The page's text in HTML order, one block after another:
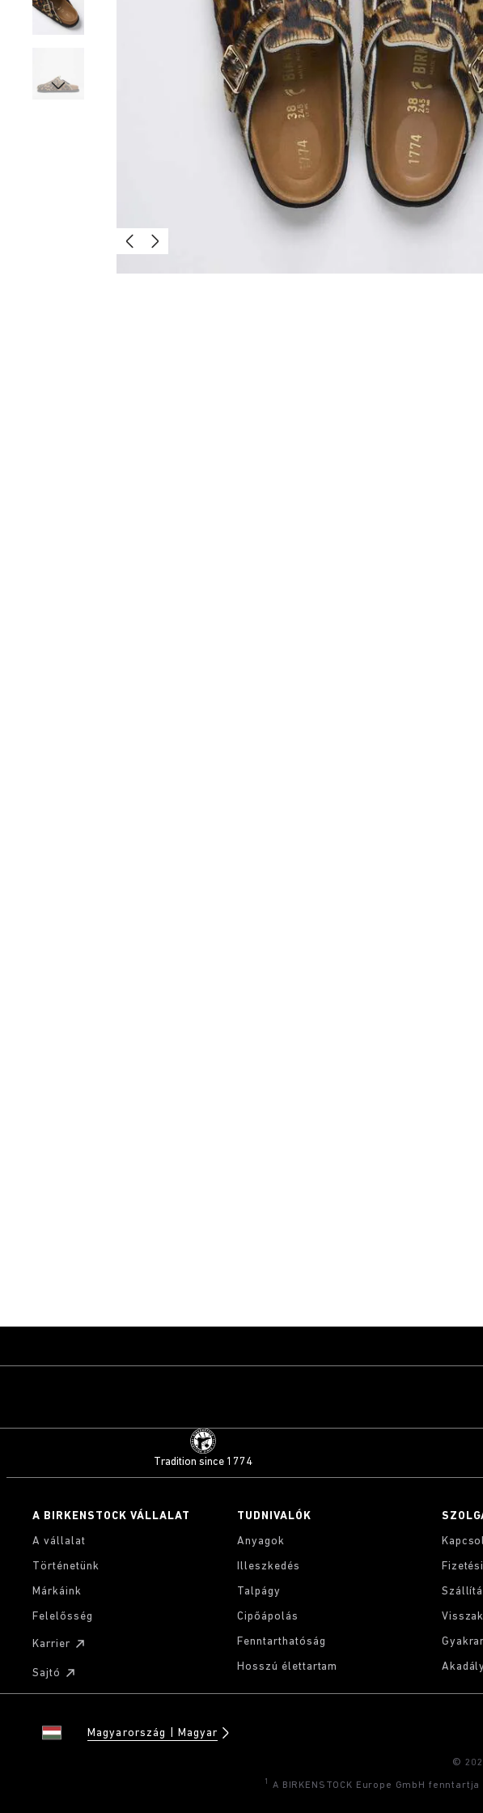
Tradition since 1774
A BIRKENSTOCK VÁLLALAT
A vállalat
Történetünk
Márkáink
Felelősség
Karrier
Sajtó
TUDNIVALÓK
Anyagok
Illeszkedés
Talpágy
Cipőápolás
Fenntarthatóság
Hosszú élettartam
Magyarország Magyar
©
1 A BIRKENSTOCK Europe GmbH